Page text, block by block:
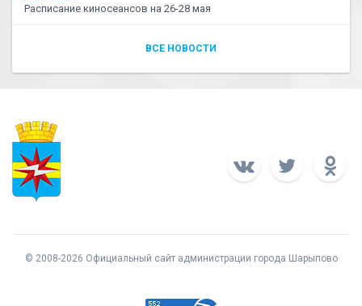
Расписание киносеансов на 26-28 мая
ВСЕ НОВОСТИ
© 2008-2026 Официальный сайт администрации города Шарыпово